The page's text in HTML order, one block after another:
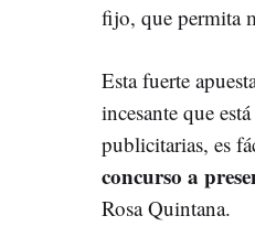
fijo, que permita
Esta fuerte
incesante que
publicitarias, es
concurso a
Rosa Quintana.